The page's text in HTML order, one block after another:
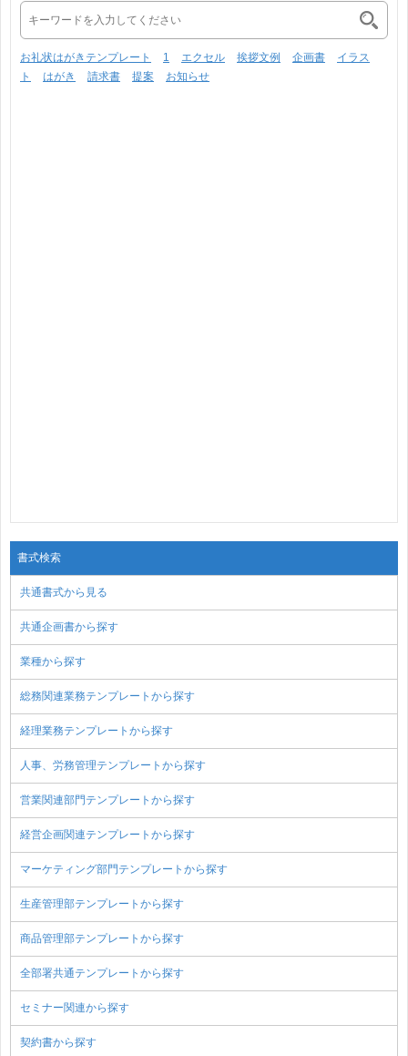
お礼状はがきテンプレート 1 エクセル 挨拶文例 企画書
イラス
ト
はがき 請求書 提案 お知らせ
書式検索
共通書式から見る
共通企画書から探す
業種から探す
総務関連業務テンプレートから探す
経理業務テンプレートから探す
人事、労務管理テンプレートから探す
営業関連部門テンプレートから探す
経営企画関連テンプレートから探す
マーケティング部門テンプレートから探す
生産管理部テンプレートから探す
商品管理部テンプレートから探す
全部署共通テンプレートから探す
セミナー関連から探す
契約書から探す